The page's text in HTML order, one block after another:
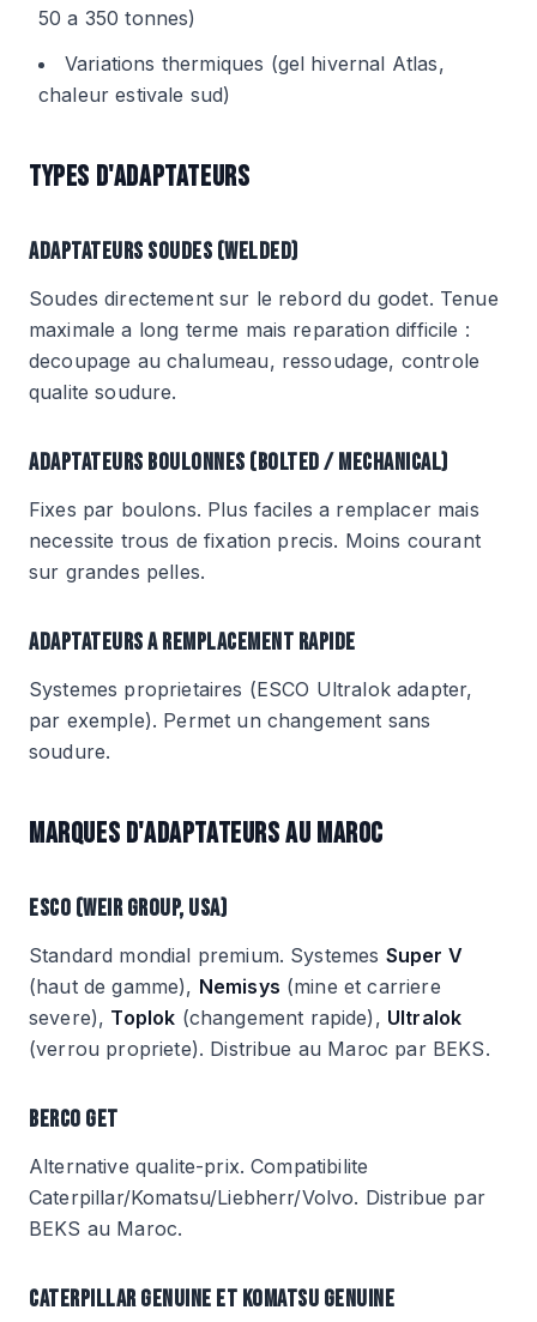
50 a 350 tonnes)
Variations thermiques (gel hivernal Atlas,
chaleur estivale sud)
TYPES D'ADAPTATEURS
ADAPTATEURS SOUDES (WELDED)
Soudes directement sur le rebord du godet. Tenue
maximale a long terme mais reparation difficile :
decoupage au chalumeau, ressoudage, controle
qualite soudure.
ADAPTATEURS BOULONNES (BOLTED / MECHANICAL)
Fixes par boulons. Plus faciles a remplacer mais
necessite trous de fixation precis. Moins courant
sur grandes pelles.
ADAPTATEURS A REMPLACEMENT RAPIDE
Systemes proprietaires (ESCO Ultralok adapter,
par exemple). Permet un changement sans
soudure.
MARQUES D'ADAPTATEURS AU MAROC
ESCO (WEIR GROUP, USA)
Standard mondial premium. Systemes Super V
(haut de gamme), Nemisys (mine et carriere
severe), Toplok (changement rapide), Ultralok
(verrou propriete). Distribue au Maroc par BEKS.
BERCO GET
Alternative qualite-prix. Compatibilite
Caterpillar/Komatsu/Liebherr/Volvo. Distribue par
BEKS au Maroc.
CATERPILLAR GENUINE ET KOMATSU GENUINE